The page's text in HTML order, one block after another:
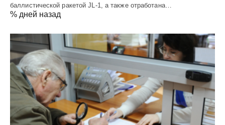
баллистической ракетой JL-1, а также отработана…
% дней назад